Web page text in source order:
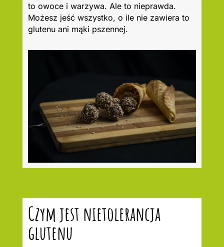
to owoce i warzywa. Ale to nieprawda.
Możesz jeść wszystko, o ile nie zawiera to
glutenu ani mąki pszennej.
Czym jest nietolerancja
glutenu